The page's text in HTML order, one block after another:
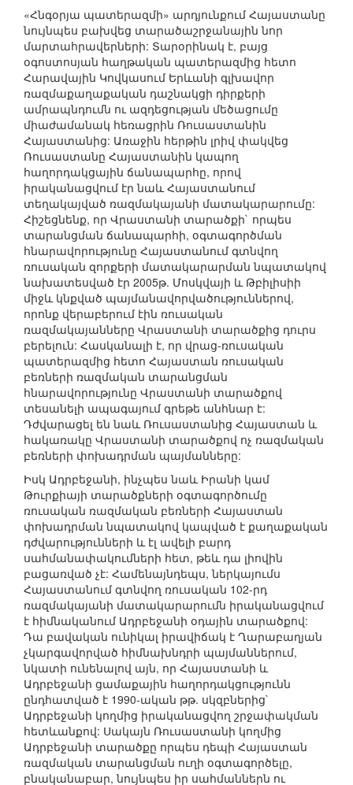
«Հնգօրյա պատերազմի» արդյունքում Հայաստանը
նույնպես բախվեց տարածաշրջանային նոր
մարտահրավերների: Տարօրինակ է, բայց
օգոստոսյան հաղթական պատերազմից հետո
Հարավային Կովկասում Երևանի գլխավոր
ռազմաքաղաքական դաշնակցի դիրքերի
ամրապնդումն ու ազդեցության մեծացումը
միաժամանակ հեռացրին Ռուսաստանին
Հայաստանից: Առաջին հերթին լրիվ փակվեց
Ռուսաստանը Հայաստանին կապող
հաղորդակցային ճանապարհը, որով
իրականացվում էր նաև Հայաստանում
տեղակայված ռազմակայանի մատակարարումը:
Հիշեցնենք, որ Վրաստանի տարածքի` որպես
տարանցման ճանապարհի, օգտագործման
հնարավորությունը Հայաստանում գտնվող
ռուսական զորքերի մատակարարման նպատակով
նախատեսված էր 2005թ. Մոսկվայի և Թբիլիսիի
միջև կնքված պայմանավորվածություններով,
որոնք վերաբերում էին ռուսական
ռազմակայանները Վրաստանի տարածքից դուրս
բերելուն: Հասկանալի է, որ վրաց-ռուսական
պատերազմից հետո Հայաստան ռուսական
բեռների ռազմական տարանցման
հնարավորությունը Վրաստանի տարածքով
տեսանելի ապագայում գրեթե անհնար է:
Դժվարացել են նաև Ռուսաստանից Հայաստան և
հակառակը Վրաստանի տարածքով ոչ ռազմական
բեռների փոխադրման պայմանները:
Իսկ Ադրբեջանի, ինչպես նաև Իրանի կամ
Թուրքիայի տարածքների օգտագործումը
ռուսական ռազմական բեռների Հայաստան
փոխադրման նպատակով կապված է քաղաքական
դժվարությունների և էլ ավելի բարդ
սահմանափակումների հետ, թեև դա լիովին
բացառված չէ: Համենայնդեպս, ներկայումս
Հայաստանում գտնվող ռուսական 102-րդ
ռազմակայանի մատակարարումն իրականացվում
է հիմնականում Ադրբեջանի օդային տարածքով:
Դա բավական ունիկալ իրավիճակ է Ղարաբաղյան
չկարգավորված հիմնախնդրի պայմաններում,
նկատի ունենալով այն, որ Հայաստանի և
Ադրբեջանի ցամաքային հաղորդակցությունն
ընդհատված է 1990-ական թթ. սկզբներից`
Ադրբեջանի կողմից իրականացվող շրջափակման
հետևանքով: Սակայն Ռուսաստանի կողմից
Ադրբեջանի տարածքը որպես դեպի Հայաստան
ռազմական տարանցման ուղի օգտագործելը,
բնականաբար, նույնպես իր սահմաններն ու